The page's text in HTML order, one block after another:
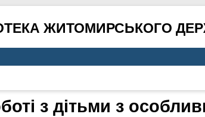
ЖИТОМИРСЬКОГО
з дітьми з